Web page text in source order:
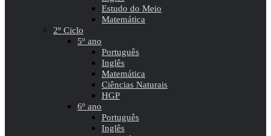
Estudo do Meio
Matemática
2º Ciclo
5º ano
Português
Inglês
Matemática
Ciências Naturais
HGP
6º ano
Português
Inglês